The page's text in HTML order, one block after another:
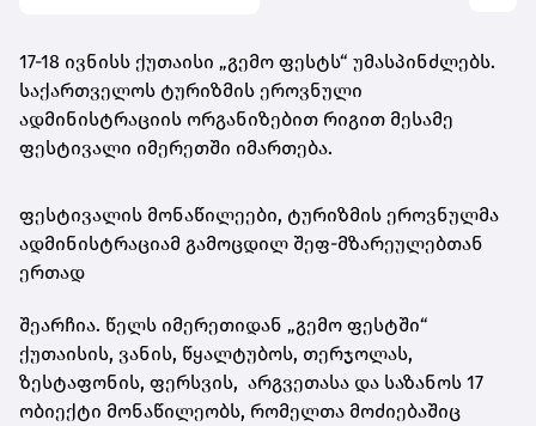
17-18 ივნისს ქუთაისი „გემო ფესტს“ უმასპინძლებს.
საქართველოს ტურიზმის ეროვნული
ადმინისტრაციის ორგანიზებით რიგით მესამე
ფესტივალი იმერეთში იმართება.
ფესტივალის მონაწილეები, ტურიზმის ეროვნულმა
ადმინისტრაციამ გამოცდილ შეფ-მზარეულებთან
ერთად
შეარჩია. წელს იმერეთიდან „გემო ფესტში“
ქუთაისის, ვანის, წყალტუბოს, თერჯოლას,
ზესტაფონის, ფერსვის, არგვეთასა და საზანოს 17
ობიექტი მონაწილეობს, რომელთა მოძიებაშიც